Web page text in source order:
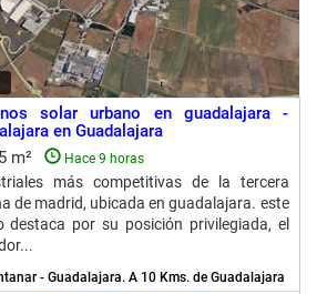
solar urbano en guadalajara -
en Guadalajara
m²
Hace 9 horas
más competitivas de la tercera
de madrid, ubicada en guadalajara. este
destaca por su posición privilegiada, el
- Guadalajara. A 10 Kms. de Guadalajara